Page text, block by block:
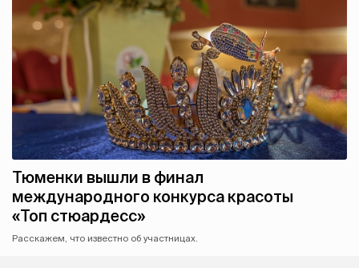
Тюменки вышли в финал
международного конкурса красоты
«Топ стюардесс»
Расскажем, что известно об участницах.